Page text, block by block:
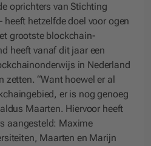
oprichters van Stichting
hetzelfde doel voor ogen
grootste blockchain-
heeft vanaf dit jaar een
in Nederland
zetten. “Want hoewel er al
er is nog genoeg
Maarten. Hiervoor heeft
aangesteld: Maxime
Maarten en Marijn